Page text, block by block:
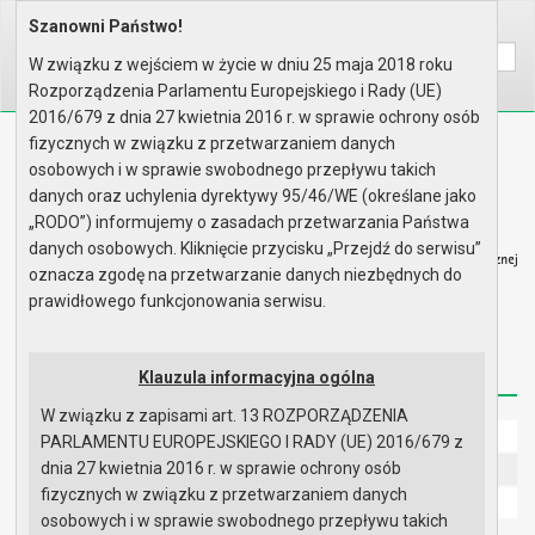
Home Informacje
A
Biuletyn Informacji Publicznej
Urząd Miasta i Gminy w Gryfinie
Instrukcja korzystania Dostępność
Strona główna
UMiG - telefony wewnętrzne
Ochrona danych osobowych
Szanowni Państwo!
W związku z wejściem w życie w dniu 25 maja 2018 roku
Rozporządzenia Parlamentu Europejskiego i Rady (UE)
2016/679 z dnia 27 kwietnia 2016 r. w sprawie ochrony osób
fizycznych w związku z przetwarzaniem danych
osobowych i w sprawie swobodnego przepływu takich
danych oraz uchylenia dyrektywy 95/46/WE (określane jako
„RODO”) informujemy o zasadach przetwarzania Państwa
danych osobowych. Kliknięcie przycisku „Przejdź do serwisu”
oznacza zgodę na przetwarzanie danych niezbędnych do
prawidłowego funkcjonowania serwisu.
Klauzula informacyjna ogólna
W związku z zapisami art. 13 ROZPORZĄDZENIA
PARLAMENTU EUROPEJSKIEGO I RADY (UE) 2016/679 z
dnia 27 kwietnia 2016 r. w sprawie ochrony osób
fizycznych w związku z przetwarzaniem danych
osobowych i w sprawie swobodnego przepływu takich